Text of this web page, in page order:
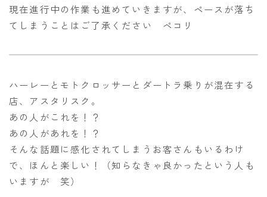
現在進行中の作業も進めていきますが、ペースが落ち
てしまうことはご了承ください ペコリ
ハーレーとモトクロッサーとダートラ乗りが混在する
店、アスタリスク。
あの人がこれを！？
あの人があれを！？
そんな話題に感化されてしまうお客さんもいるわけ
で、ほんと楽しい！（知らなきゃ良かったという人も
いますが 笑）